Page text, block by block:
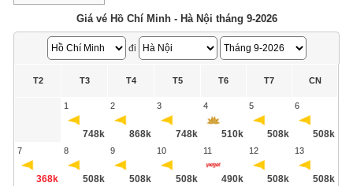
Giá vé Hồ Chí Minh - Hà Nội tháng 9-2026
đi
T2 T3 T4 T5 T6 T7 CN
1
748k
2
868k
3
748k
4
510k
5
508k
6
508k
7
368k
8
508k
9
508k
10
508k
11
490k
12
508k
13
508k